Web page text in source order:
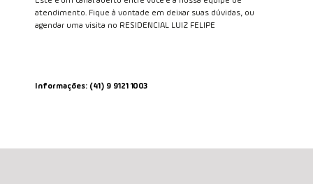
atendimento. Fique à vontade em deixar suas dúvidas, ou
agendar uma visita no RESIDENCIAL LUIZ FELIPE
Informações: (41) 9 9121 1003